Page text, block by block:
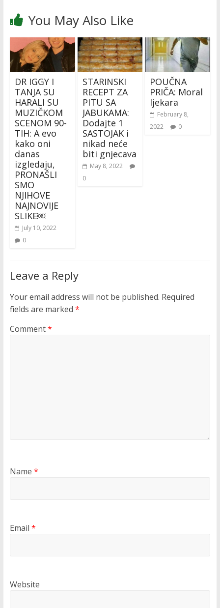
You May Also Like
DR IGGY I
TANJA SU
HARALI SU
MUZIČKOM
SCENOM 90-
TIH: A evo
kako oni
danas
izgledaju,
PRONAŠLI
SMO
NJIHOVE
NAJNOVIJE
SLIKE￼
July 10, 2022
0
STARINSKI
RECEPT ZA
PITU SA
JABUKAMA:
Dodajte 1
SASTOJAK i
nikad neće
biti gnjecava
May 8, 2022
0
POUČNA
PRIČA: Moral
ljekara
February 8,
2022
0
Leave a Reply
Your email address will not be published. Required
fields are marked *
Comment*
Name *
Email *
Website